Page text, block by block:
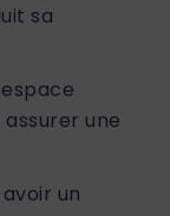
sa
une
un